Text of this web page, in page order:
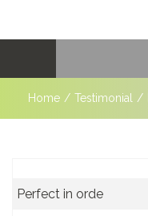
Home / Testimonial /
Perfect in orde